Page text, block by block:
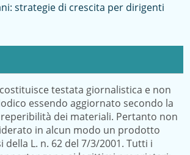
strategie di crescita per dirigenti
testata giornalistica e non
essendo aggiornato secondo la
dei materiali. Pertanto non
in alcun modo un prodotto
della L. n. 62 del 7/3/2001. Tutti i